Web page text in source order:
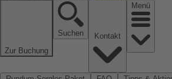
Zur Buchung
Suchen
Menü